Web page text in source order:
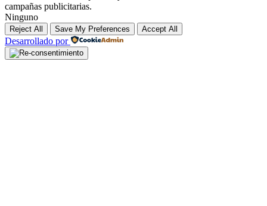
campañas publicitarias.
Ninguno
Reject All Save My Preferences Accept All
Desarrollado por